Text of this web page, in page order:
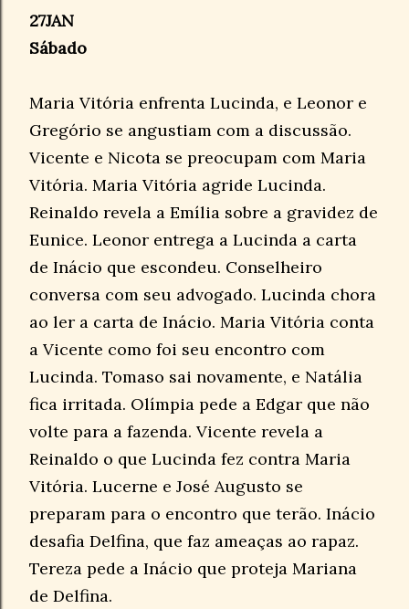
27JAN
Sábado
Maria Vitória enfrenta Lucinda, e Leonor e
Gregório se angustiam com a discussão.
Vicente e Nicota se preocupam com Maria
Vitória. Maria Vitória agride Lucinda.
Reinaldo revela a Emília sobre a gravidez de
Eunice. Leonor entrega a Lucinda a carta
de Inácio que escondeu. Conselheiro
conversa com seu advogado. Lucinda chora
ao ler a carta de Inácio. Maria Vitória conta
a Vicente como foi seu encontro com
Lucinda. Tomaso sai novamente, e Natália
fica irritada. Olímpia pede a Edgar que não
volte para a fazenda. Vicente revela a
Reinaldo o que Lucinda fez contra Maria
Vitória. Lucerne e José Augusto se
preparam para o encontro que terão. Inácio
desafia Delfina, que faz ameaças ao rapaz.
Tereza pede a Inácio que proteja Mariana
de Delfina.